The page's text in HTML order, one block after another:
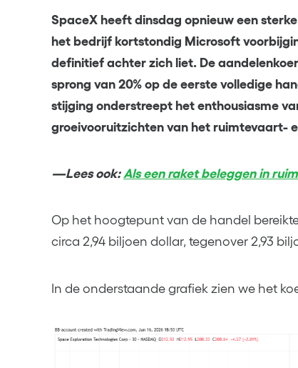
SpaceX heeft dinsdag opnieuw een
het bedrijf kortstondig Microsoft
definitief achter zich liet. De
sprong van 20% op de eerste volledige
stijging onderstreept het enthousiasme
groeivooruitzichten van het ruimtevaart-
—Lees ook:Als een raket beleggen in
Op het hoogtepunt van de handel
circa 2,94 biljoen dollar, tegenover 2,93
In de onderstaande grafiek zien we het